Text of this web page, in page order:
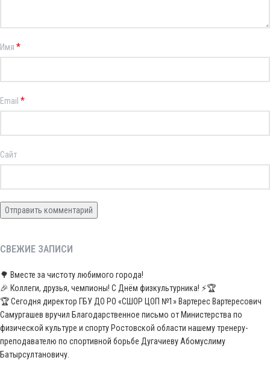
Имя *
Email *
Сайт
СВЕЖИЕ ЗАПИСИ
🌳 Вместе за чистоту любимого города!
🎉 Коллеги, друзья, чемпионы! С Днём физкультурника! ⚡️🏆
🏆 Сегодня директор ГБУ ДО РО «СШОР ЦОП №1» Вартерес Вартересович
Самургашев вручил Благодарственное письмо от Министерства по
физической культуре и спорту Ростовской области нашему тренеру-
преподавателю по спортивной борьбе Дугачиеву Абомуслиму
Батырсултановичу.